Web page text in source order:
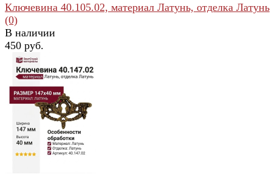
избранное сравнить
Ключевина 40.105.02, материал Латунь, отделка Латунь
(0)
В наличии
450 руб.